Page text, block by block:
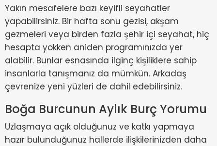
Yakın mesafelere bazı keyifli seyahatler
yapabilirsiniz. Bir hafta sonu gezisi, akşam
gezmeleri veya birden fazla şehir içi seyahat, hiç
hesapta yokken aniden programınızda yer
alabilir. Bunlar esnasında ilginç kişiliklere sahip
insanlarla tanışmanız da mümkün. Arkadaş
çevrenize yeni yüzleri de dahil edebilirsiniz.
Boğa Burcunun Aylık Burç Yorumu
Uzlaşmaya açık olduğunuz ve katkı yapmaya
hazır bulunduğunuz hallerde ilişkilerinizden daha